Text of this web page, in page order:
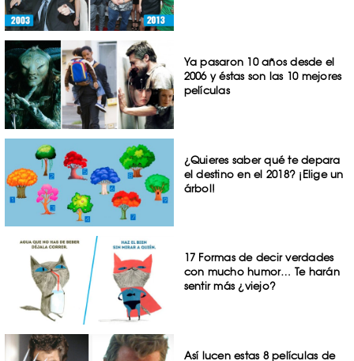
Ya pasaron 10 años desde el
2006 y éstas son las 10 mejores
películas
¿Quieres saber qué te depara
el destino en el 2018? ¡Elige un
árbol!
17 Formas de decir verdades
con mucho humor… Te harán
sentir más ¿viejo?
Así lucen estas 8 películas de